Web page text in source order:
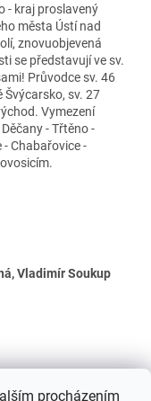
procházením
- kraj proslavený
města Ústí nad
znovuobjevená
se představují ve sv.
Průvodce sv. 46
Švýcarsko, sv. 27
Vymezení
- Třtěno -
- Chabařovice -
Vladimír Soukup